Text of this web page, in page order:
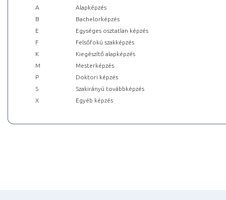
A
Alapképzés
B
Bachelorképzés
E
Egységes osztatlan képzés
F
Felsőfokú szakképzés
K
Kiegészítő alapképzés
M
Mesterképzés
P
Doktori képzés
S
Szakirányú továbbképzés
X
Egyéb képzés